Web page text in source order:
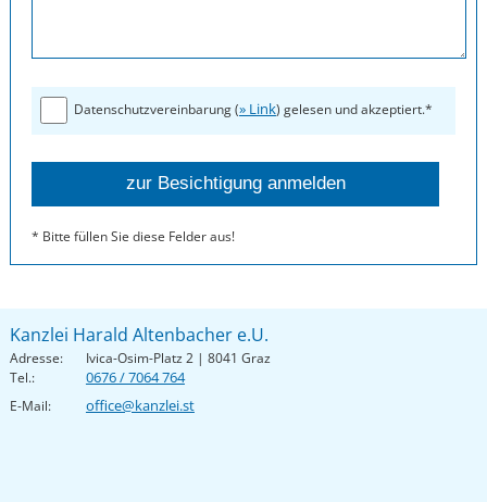
Datenschutzvereinbarung (» Link) gelesen und akzeptiert.*
* Bitte füllen Sie diese Felder aus!
Kanzlei Harald Altenbacher e.U.
Adresse:
Ivica-Osim-Platz 2 | 8041 Graz
Tel.:
0676 / 7064 764
E-Mail: office@kanzlei.st